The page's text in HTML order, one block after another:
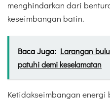
menghindarkan dari
keseimbangan batin.
Baca Juga: Larangan
patuhi demi keselamatan
Ketidakseimbangan energi